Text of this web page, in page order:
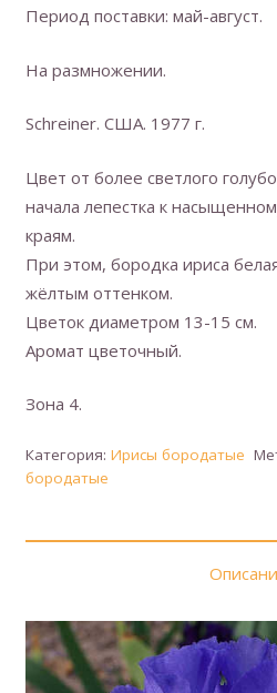
Период поставки: май-август.
На размножении.
Schreiner. США. 1977 г.
Цвет от более светлого
начала лепестка к
краям.
При этом, бородка ириса
жёлтым оттенком.
Цветок диаметром 13-15 см.
Аромат цветочный.
Зона 4.
Категория: Ирисы бородатые
бородатые